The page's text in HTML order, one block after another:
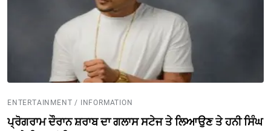
ENTERTAINMENT / INFORMATION
ਪ੍ਰੋਗਰਾਮ ਦੌਰਾਨ ਸ਼ਰਾਬ ਦਾ ਗਲਾਸ ਸਟੇਜ ਤੇ ਲਿਆਉਣ ਤੇ ਹਨੀ ਸਿੰਘ